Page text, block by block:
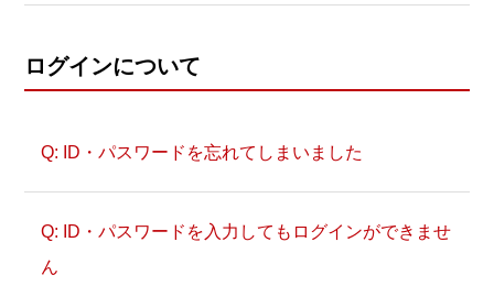
でログイン ］をクリックします。
してください。
お名前や生年月日、パスワード等、
GAMECITY市民IDへの本登録に必要
な事項を入力してください。
ログインについて
ID・パスワードを忘れてしまいました
ID・パスワードを入力してもログインができませ
ん